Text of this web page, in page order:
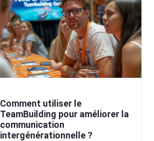
Comment utiliser le
TeamBuilding pour améliorer la
communication
intergénérationnelle ?